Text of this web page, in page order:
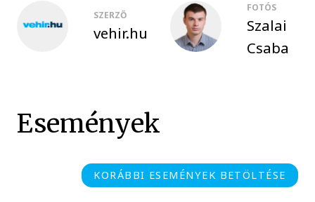
SZERZŐ
vehir.hu
FOTÓS
Szalai
Csaba
Események
KORÁBBI ESEMÉNYEK BETÖLTÉSE